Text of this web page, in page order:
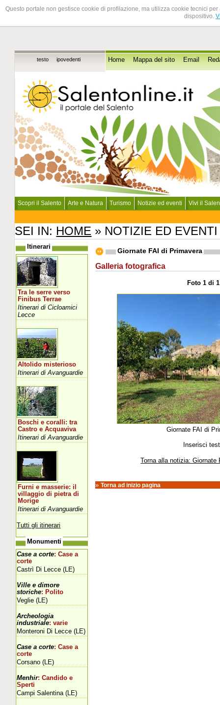
Questo portale non gestisce cookie di profilazione, ma utilizza cookie tecnici
dispositivo.
testo ipovedenti Home Mappa del sito Email
Scopri il Salento Arte e Natura Turismo Notizie ed eventi Vivi il
SEI IN: HOME » NOTIZIE ED
Giornate FAI di Primavera
Galleria fotografica
Foto 1 di 1
Giornate FAI di
Inserisci
Torna alla notizia: Giornate
» Torna ad inizio pagina
Itinerari
Tra le serre verso
Finibus Terrae
Itinerari di Cicloamici
Lecce
Altolido misterioso
Itinerari di Avanguardie
Boschi e coralli: tra
Castro e Acquaviva
Itinerari di Avanguardie
Furni e masserie: il
villaggio di pietra di
Morige
Itinerari di Avanguardie
Tutti gli itinerari
Monumenti
Case a corte: Case a
corte
Castrì Di Lecce (LE)
Ville e dimore
storiche: Polito
Veglie (LE)
Archeologia
industriale: varie
Monteroni Di Lecce (LE)
Case a corte: Case a
corte
Corsano (LE)
Menhir: Candido e
Sperti
Campi Salentina (LE)